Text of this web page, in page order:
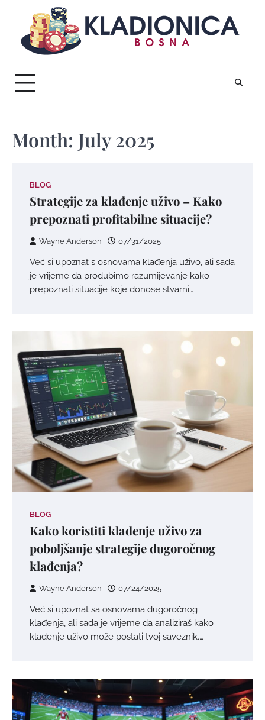
content
Month: July 2025
BLOG
Strategije za klađenje uživo – Kako
prepoznati profitabilne situacije?
Wayne Anderson 07/31/2025
Već si upoznat s osnovama klađenja uživo, ali sada
je vrijeme da produbimo razumijevanje kako
prepoznati situacije koje donose stvarni…
BLOG
Kako koristiti klađenje uživo za
poboljšanje strategije dugoročnog
klađenja?
Wayne Anderson 07/24/2025
Već si upoznat sa osnovama dugoročnog
klađenja, ali sada je vrijeme da analiziraš kako
klađenje uživo može postati tvoj saveznik.…